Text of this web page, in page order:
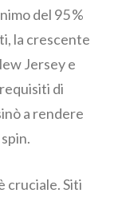
del 95 %
la crescente
Jersey e
di
a rendere
cruciale. Siti